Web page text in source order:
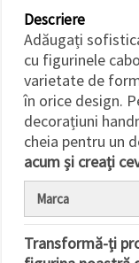
Descriere
Adăugați
cu figurinele
varietate de
în orice design.
decorațiuni
cheia pentru un
acum și creați
Marca
Transformă-ți